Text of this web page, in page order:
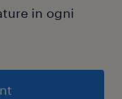
in ogni